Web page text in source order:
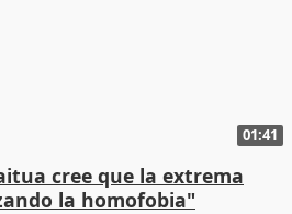
01:41
cree que la extrema
la homofobia"